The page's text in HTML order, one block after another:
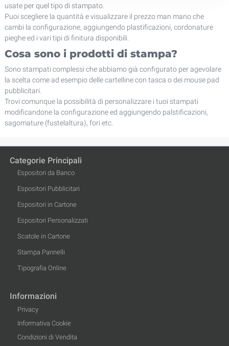
usate per quel tipo di stampato.
Puoi scegliere la quantità e visualizzare il prezzo man mano che
cambi la configurazione, aggiungendo plastificazioni, cordonature
pieghe ed i vari tipi di finitura disponibili.
Cosa sono i prodotti di stampa?
Sono stampati complessi che abbiamo già configurato per agevolare
la scelta come ad esempio delle cartelline con tasca o dei mouse pad
pubblicitari.
Trovi comunque la possibilità di personalizzare i tuoi stampati
modificandone la configurazione ed aggiungendo palstificazioni,
sagomature (fustelaltura), fori etc.
Categorie Principali
Espositori da Banco
Espositori Pubblicitari
Espositori in Cartone
Espositori Personalizzati
Scatole in Cartone
Stampa Pannelli
Tipografia Online
Informazioni
Privacy
Informativa Cookie
Condizioni di Vendita